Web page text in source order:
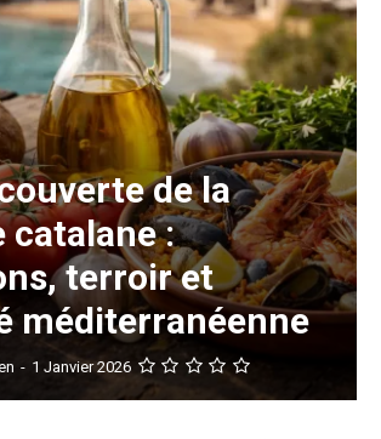
de la
catalane :
terroir et
méditerranéenne
- 1 Janvier 2026